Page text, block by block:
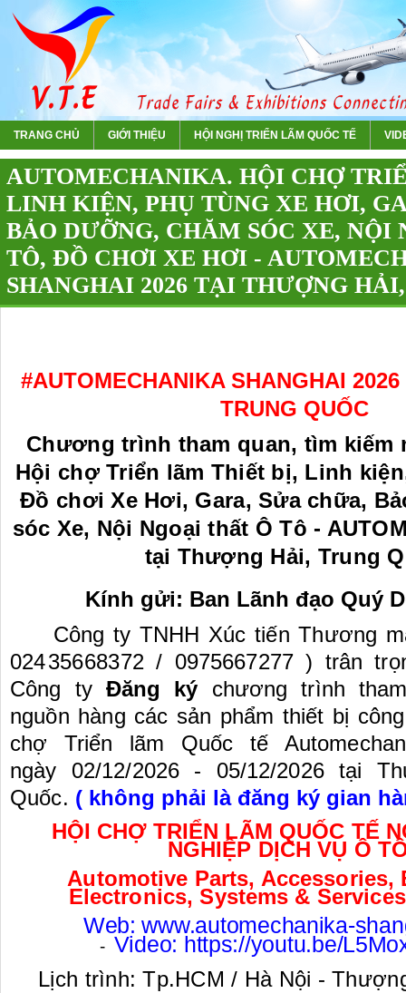
TRANG CHỦ GIỚI THIỆU HỘI NGHỊ TRIỂN LÃM QUỐC TẾ
AUTOMECHANIKA. HỘI CHỢ
LINH KIỆN, PHỤ TÙNG XE HƠI,
BẢO DƯỠNG, CHĂM SÓC XE, NỘI
TÔ, ĐỒ CHƠI XE HƠI -
SHANGHAI 2026 TẠI THƯỢNG
#AUTOMECHANIKA SHANGHAI
TRUNG QUỐC
Chương trình tham quan, tìm kiếm
Hội chợ Triển lãm Thiết bị, Linh
Đồ chơi Xe Hơi, Gara, Sửa chữa,
sóc Xe, Nội Ngoại thất Ô Tô -
tại Thượng Hải, Trung
Kính gửi: Ban Lãnh đạo Quý
Công ty TNHH Xúc tiến Thương
02435668372 / 0975667277 ) trân
Công ty Đăng ký chương trình
nguồn hàng các sản phẩm thiết bị
chợ Triển lãm Quốc tế
ngày 02/12/2026 - 05/12/2026tại
Quốc. ( không phải là đăng ký gian
HỘI CHỢ TRIỂN LÃM QUỐC TẾ
NGHIỆP DỊCH VỤ Ô
Automotive Parts, Accessories,
Electronics, Systems &
Web: www.automechanika-
- Video: https://youtu.be/
Lịch trình: Tp.HCM / Hà Nội -